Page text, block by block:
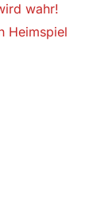
wahr!
Heimspiel